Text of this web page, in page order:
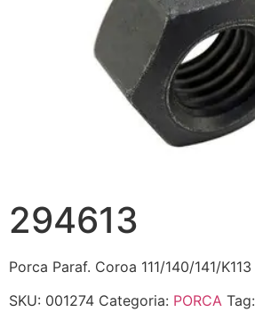
294613
Porca Paraf. Coroa 111/140/141/K113
SKU: 001274 Categoria: PORCA Tag: